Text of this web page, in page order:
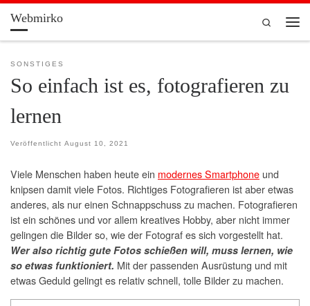
Zum Inhalt springen
Webmirko
Search
SONSTIGES
So einfach ist es, fotografieren zu
lernen
Veröffentlicht August 10, 2021
Viele Menschen haben heute ein modernes Smartphone und
knipsen damit viele Fotos. Richtiges Fotografieren ist aber etwas
anderes, als nur einen Schnappschuss zu machen. Fotografieren
ist ein schönes und vor allem kreatives Hobby, aber nicht immer
gelingen die Bilder so, wie der Fotograf es sich vorgestellt hat.
Wer also richtig gute Fotos schießen will, muss lernen, wie
so etwas funktioniert. Mit der passenden Ausrüstung und mit
etwas Geduld gelingt es relativ schnell, tolle Bilder zu machen.